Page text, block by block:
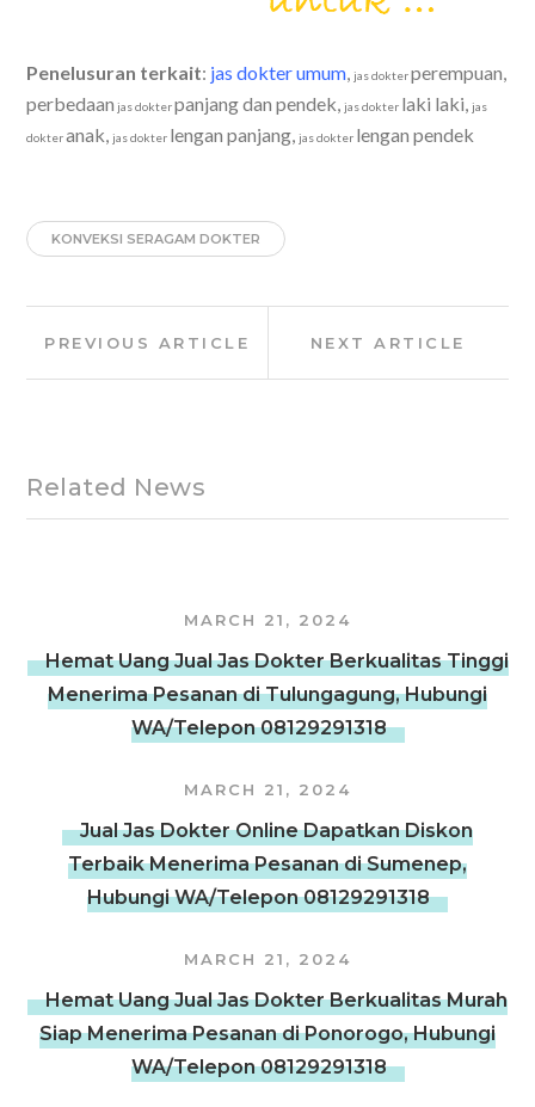
Penelusuran terkait: jas dokter umum, jas dokterperempuan,
perbedaan jas dokterpanjang dan pendek, jas dokter laki laki, jas
dokteranak, jas dokter lengan panjang, jas dokter lengan pendek
KONVEKSI SERAGAM DOKTER
navigation
PREVIOUS ARTICLE NEXT ARTICLE
Related News
MARCH 21, 2024
Hemat Uang Jual Jas Dokter Berkualitas Tinggi
Menerima Pesanan di Tulungagung, Hubungi
WA/Telepon 08129291318
MARCH 21, 2024
Jual Jas Dokter Online Dapatkan Diskon
Terbaik Menerima Pesanan di Sumenep,
Hubungi WA/Telepon 08129291318
MARCH 21, 2024
Hemat Uang Jual Jas Dokter Berkualitas Murah
Siap Menerima Pesanan di Ponorogo, Hubungi
WA/Telepon 08129291318